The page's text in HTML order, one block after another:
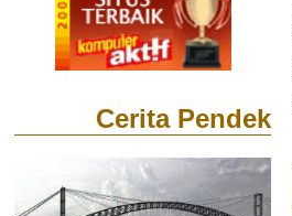
Cerita Pendek